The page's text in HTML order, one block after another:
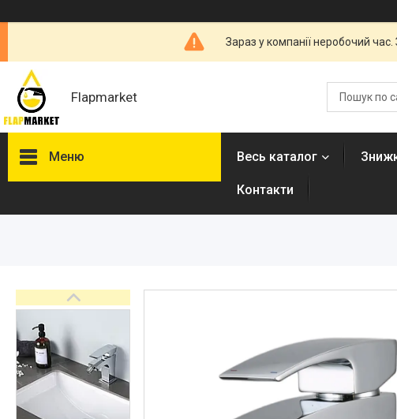
Зараз у компанії неробочий
Flapmarket
Меню
Душові трапи, дренажні
канали
Аксесуари для ванної
кімнати
Запчастини та комплектуючі
Весь каталог
Контакти